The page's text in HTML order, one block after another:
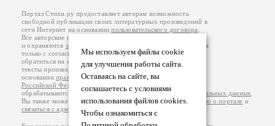
Мы используем файлы cookie
для улучшения работы сайта.
Оставаясь на сайте, вы
соглашаетесь с условиями
использования файлов cookies.
Чтобы ознакомиться с
Портал Стихи.ру предоставляет авторам возможность
свободной публикации своих литературных произведений в
сети Интернет на основаниипользовательского договора
Все авторские права на произведения принадлежат авторам
и охраняются законом
. Перепечатка произведений возможна
только с согласия его автора, к которому вы можете
обратиться на его авторской странице. Ответственность за
тексты произведений авторы несут самостоятельно на
основанииправил публикацииизаконодательства
Российской Федерации
обрабатываются на основанииПолитики обработки персональных данных
Вы также можете посмотреть более подробнуюинформацию о портале и
связаться с администрацией